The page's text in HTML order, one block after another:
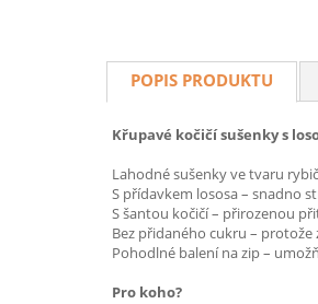
POPIS PRODUKTU
Křupavé kočičí sušenky s
Lahodné sušenky ve tvaru
S přídavkem lososa – snadno
S šantou kočičí – přirozenou
Bez přidaného cukru –
Pohodlné balení na zip –
Pro koho?